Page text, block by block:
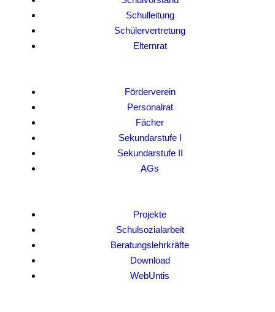
Schulleitung
Schülervertretung
Elternrat
Förderverein
Personalrat
Fächer
Sekundarstufe I
Sekundarstufe II
AGs
Projekte
Schulsozialarbeit
Beratungslehrkräfte
Download
WebUntis